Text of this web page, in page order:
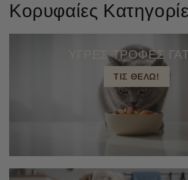
Κορυφαίες
ΥΓΡΕΣ ΤΡΟΦΕΣ
ΤΙΣ ΘΕΛΩ!